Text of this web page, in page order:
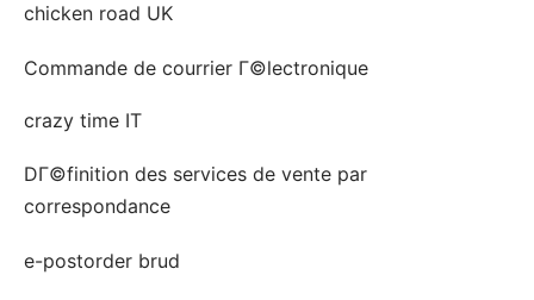
chicken road UK
Commande de courrier Г©lectronique
crazy time IT
DГ©finition des services de vente par
correspondance
e-postorder brud